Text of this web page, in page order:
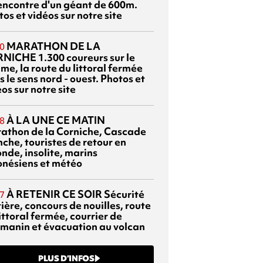
d'un géant de 600m.
et vidéos sur notre site
MARATHON DE LA
1.300 coureurs sur le
la route du littoral fermée
le sens nord - ouest. Photos et
sur notre site
À LA UNE CE MATIN
de la Corniche, Cascade
touristes de retour en
insolite, marins
et météo
À RETENIR CE SOIR Sécurité
concours de nouilles, route
fermée, courrier de
et évacuation au volcan
PLUS D’INFOS